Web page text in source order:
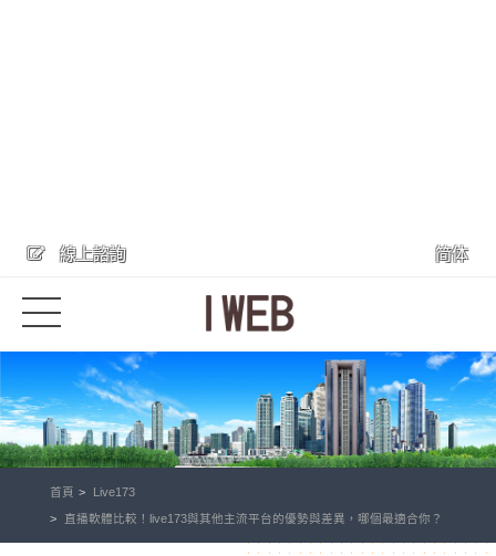
線上諮詢 简体
首頁
Live173
直播軟體比較！live173與其他主流平台的優勢與差異，哪個最適合你？